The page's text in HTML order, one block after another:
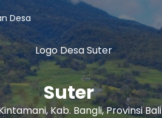
Desa
Suter
Kab. Bangli, Provinsi Bali